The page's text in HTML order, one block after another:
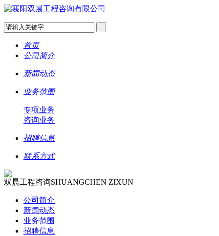
首页
公司简介
新闻动态
业务范围
专项业务
咨询业务
招聘信息
联系方式
双晨工程咨询SHUANGCHEN ZIXUN
公司简介
新闻动态
业务范围
招聘信息